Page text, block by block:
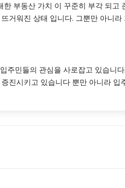
부동산 가치 이 꾸준히 부각 되고
거워진 상태 입니다. 그뿐만 아니
주민들의 관심을 사로잡고 있습니
진시키고 있습니다 뿐만 아니라 입